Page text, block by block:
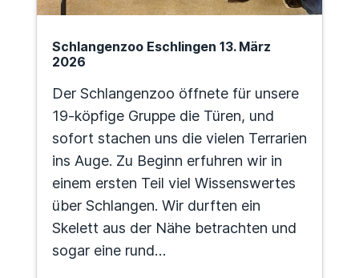
Schlangenzoo Eschlingen 13. März
2026
Der Schlangenzoo öffnete für unsere
19-köpfige Gruppe die Türen, und
sofort stachen uns die vielen Terrarien
ins Auge. Zu Beginn erfuhren wir in
einem ersten Teil viel Wissenswertes
über Schlangen. Wir durften ein
Skelett aus der Nähe betrachten und
sogar eine rund…